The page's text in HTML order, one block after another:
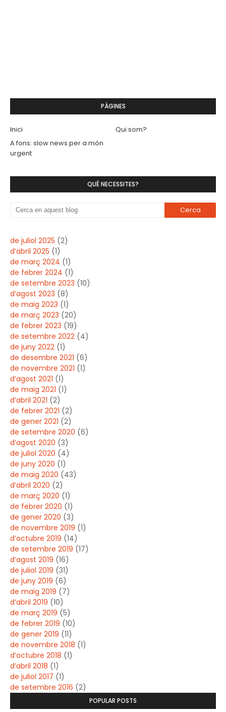
PÀGINES
Inici
Qui som?
A fons: slow news per a món
urgent
QUÈ NECESSITES?
de juliol 2025 (2)
d’abril 2025 (1)
de març 2024 (1)
de febrer 2024 (1)
de setembre 2023 (10)
d’agost 2023 (8)
de maig 2023 (1)
de març 2023 (20)
de febrer 2023 (19)
de setembre 2022 (4)
de juny 2022 (1)
de desembre 2021 (6)
de novembre 2021 (1)
d’agost 2021 (1)
de maig 2021 (1)
d’abril 2021 (2)
de febrer 2021 (2)
de gener 2021 (2)
de setembre 2020 (6)
d’agost 2020 (3)
de juliol 2020 (4)
de juny 2020 (1)
de maig 2020 (43)
d’abril 2020 (2)
de març 2020 (1)
de febrer 2020 (1)
de gener 2020 (3)
de novembre 2019 (1)
d’octubre 2019 (14)
de setembre 2019 (17)
d’agost 2019 (16)
de juliol 2019 (31)
de juny 2019 (6)
de maig 2019 (7)
d’abril 2019 (10)
de març 2019 (5)
de febrer 2019 (10)
de gener 2019 (11)
de novembre 2018 (1)
d’octubre 2018 (1)
d’abril 2018 (1)
de juliol 2017 (1)
de setembre 2016 (2)
POPULAR POSTS